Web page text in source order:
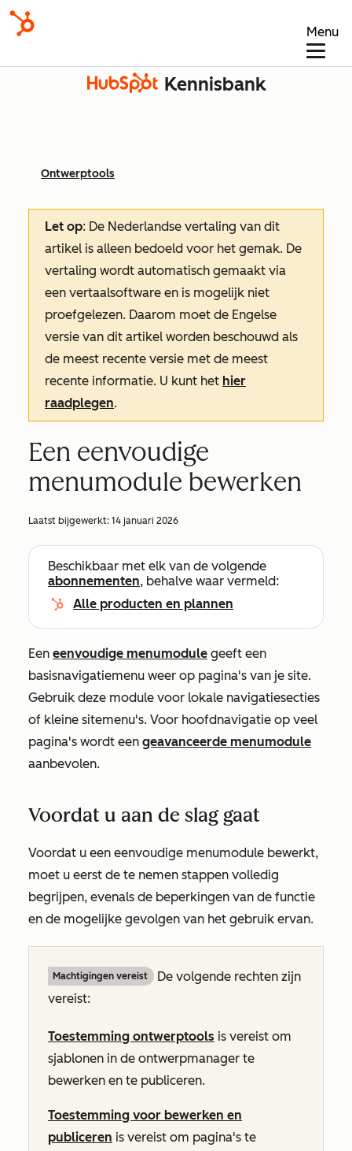
Menu
Kennisbank
Ontwerptools
Let op: De Nederlandse vertaling van dit
artikel is alleen bedoeld voor het gemak. De
vertaling wordt automatisch gemaakt via
een vertaalsoftware en is mogelijk niet
proefgelezen. Daarom moet de Engelse
versie van dit artikel worden beschouwd als
de meest recente versie met de meest
recente informatie. U kunt het hier
raadplegen.
Een eenvoudige
menumodule bewerken
Laatst bijgewerkt: 14 januari 2026
Beschikbaar met elk van de volgende
abonnementen, behalve waar vermeld:
Alle producten en plannen
Een eenvoudige menumodule geeft een
basisnavigatiemenu weer op pagina's van je site.
Gebruik deze module voor lokale navigatiesecties
of kleine sitemenu's. Voor hoofdnavigatie op veel
pagina's wordt een geavanceerde menumodule
aanbevolen.
Voordat u aan de slag gaat
Voordat u een eenvoudige menumodule bewerkt,
moet u eerst de te nemen stappen volledig
begrijpen, evenals de beperkingen van de functie
en de mogelijke gevolgen van het gebruik ervan.
Machtigingen vereist
De volgende rechten zijn
vereist:
Toestemming ontwerptools is vereist om
sjablonen in de ontwerpmanager te
bewerken en te publiceren.
Toestemming voor bewerken en
publiceren is vereist om pagina's te